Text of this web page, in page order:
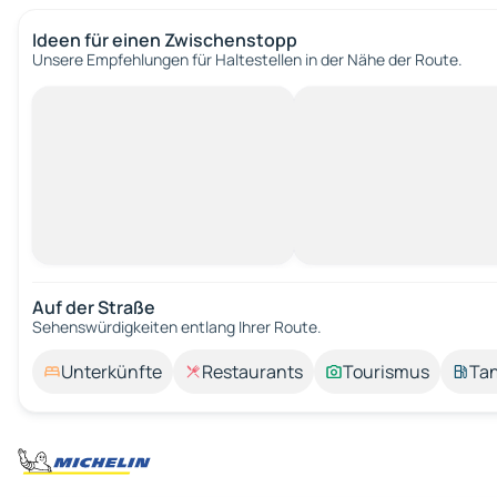
Ideen für einen Zwischenstopp
Unsere Empfehlungen für Haltestellen in der Nähe der Route.
Auf der Straße
Sehenswürdigkeiten entlang Ihrer Route.
Unterkünfte Restaurants Tourismus